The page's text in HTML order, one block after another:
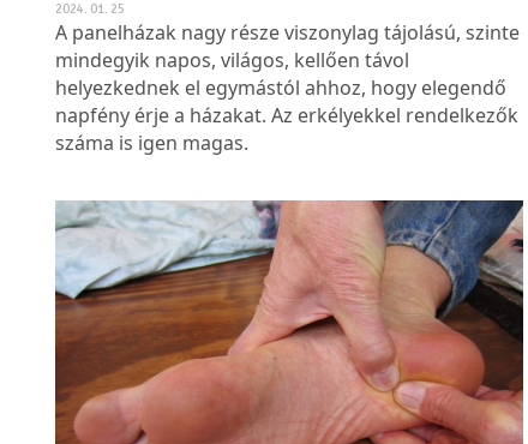
2024. 01. 25
A panelházak nagy része viszonylag tájolású, szinte
mindegyik napos, világos, kellően távol
helyezkednek el egymástól ahhoz, hogy elegendő
napfény érje a házakat. Az erkélyekkel rendelkezők
száma is igen magas.